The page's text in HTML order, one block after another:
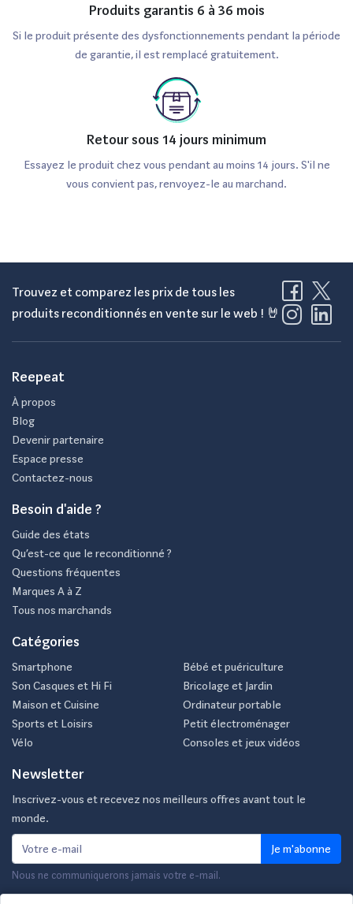
Produits garantis 6 à 36 mois
Si le produit présente des dysfonctionnements pendant la période
de garantie, il est remplacé gratuitement.
Retour sous 14 jours minimum
Essayez le produit chez vous pendant au moins 14 jours. S'il ne
vous convient pas, renvoyez-le au marchand.
Trouvez et comparez les prix de tous les
produits reconditionnés en vente sur le web ! 🤘
Reepeat
À propos
Blog
Devenir partenaire
Espace presse
Contactez-nous
Besoin d'aide ?
Guide des états
Qu’est-ce que le reconditionné ?
Questions fréquentes
Marques A à Z
Tous nos marchands
Catégories
Smartphone
Son Casques et Hi Fi
Maison et Cuisine
Sports et Loisirs
Vélo
Bébé et puériculture
Bricolage et Jardin
Ordinateur portable
Petit électroménager
Consoles et jeux vidéos
Newsletter
Inscrivez-vous et recevez nos meilleurs offres avant tout le
monde.
Je m'abonne
Nous ne communiquerons jamais votre e-mail.